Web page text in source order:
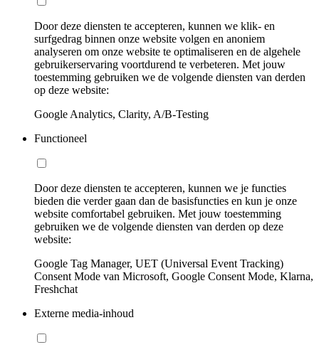
Door deze diensten te accepteren, kunnen we klik- en
surfgedrag binnen onze website volgen en anoniem
analyseren om onze website te optimaliseren en de algehele
gebruikerservaring voortdurend te verbeteren. Met jouw
toestemming gebruiken we de volgende diensten van derden
op deze website:
Google Analytics, Clarity, A/B-Testing
Functioneel
Door deze diensten te accepteren, kunnen we je functies
bieden die verder gaan dan de basisfuncties en kun je onze
website comfortabel gebruiken. Met jouw toestemming
gebruiken we de volgende diensten van derden op deze
website:
Google Tag Manager, UET (Universal Event Tracking)
Consent Mode van Microsoft, Google Consent Mode, Klarna,
Freshchat
Externe media-inhoud